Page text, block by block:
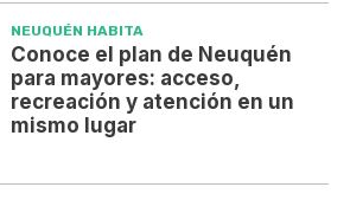
NEUQUÉN HABITA
Conoce el plan de Neuquén
para mayores: acceso,
recreación y atención en un
mismo lugar